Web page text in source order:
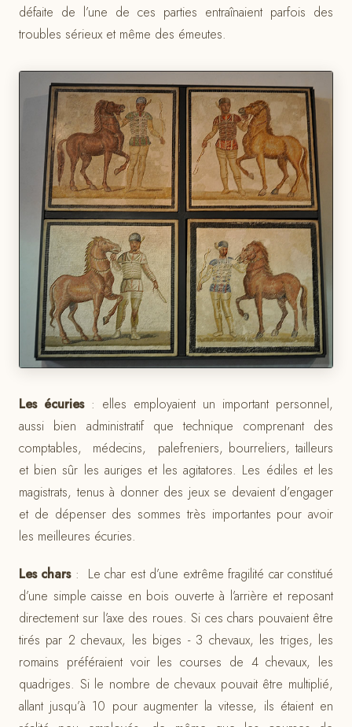
défaite de l’une de ces parties entraînaient parfois des
troubles sérieux et même des émeutes.
Les écuries: elles employaient un important personnel,
aussi bien administratif que technique comprenant des
comptables, médecins, palefreniers, bourreliers, tailleurs
et bien sûr les auriges et les agitatores. Les édiles et les
magistrats, tenus à donner des jeux se devaient d’engager
et de dépenser des sommes très importantes pour avoir
les meilleures écuries.
Les chars: Le char est d’une extrême fragilité car constitué
d’une simple caisse en bois ouverte à l’arrière et reposant
directement sur l’axe des roues. Si ces chars pouvaient être
tirés par 2 chevaux, les biges - 3 chevaux, les triges, les
romains préféraient voir les courses de 4 chevaux, les
quadriges. Si le nombre de chevaux pouvait être multiplié,
allant jusqu’à 10 pour augmenter la vitesse, ils étaient en